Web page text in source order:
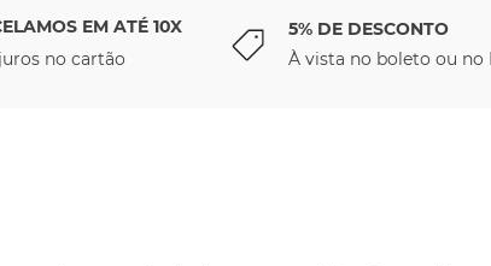
EM ATÉ 10X
no cartão
5% DE DESCONTO
À vista no boleto ou no